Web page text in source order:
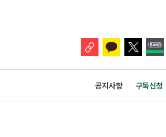
공지사항 구독신청